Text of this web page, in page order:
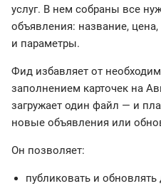
услуг. В нем собраны все
объявления: название,
и параметры.
Фид избавляет от
заполнением карточек на
загружает один файл — и
новые объявления или
Он позволяет:
публиковать и